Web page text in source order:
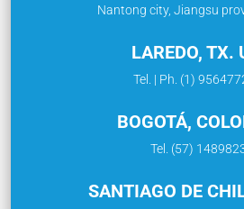
Nantong city, Jiangsu
LAREDO, TX.
Tel. | Ph. (1)
BOGOTÁ,
Tel. (57)
SANTIAGO DE